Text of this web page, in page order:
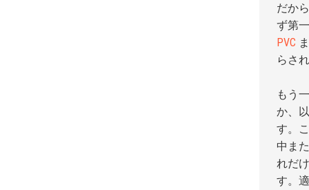
だか
ず第
PVC
らさ
もう
か、
す。
中ま
れだ
す。